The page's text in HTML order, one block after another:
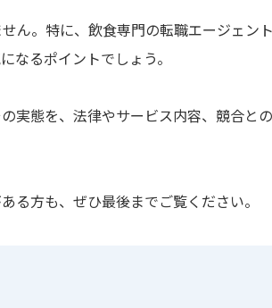
ん。特に、飲食専門の転職エージェン
なるポイントでしょう。
実態を、法律やサービス内容、競合と
る方も、ぜひ最後までご覧ください。